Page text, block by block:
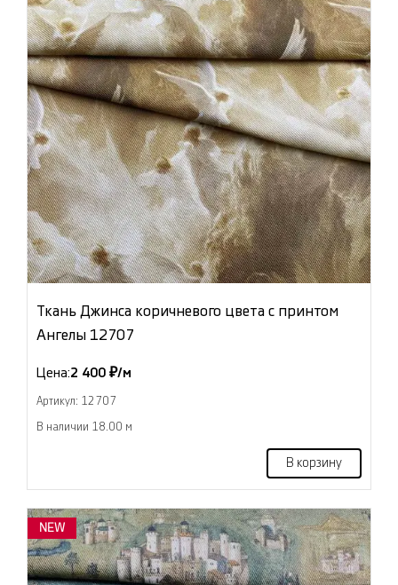
Ткань Джинса коричневого цвета с принтом
Ангелы 12707
Цена:2 400 ₽/м
Артикул: 12707
В наличии 18.00 м
В корзину
NEW